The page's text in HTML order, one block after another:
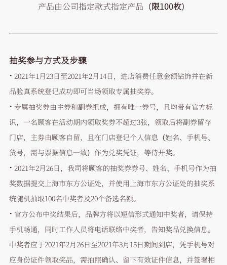
产品由公司指定款式指定产品（限100枚）
抽奖参与方式及步骤
· 2021年1月23日至2021年2月14日，进店消费任意金额钻饰并在新
品验真系统登记成功即可当场领取专属抽奖券。
· 专属抽奖券由主券和副券组成，拥有唯一券号，且均带有官方标
识，一名顾客在活动期内领取奖券不超过3张，领取后将副券留存
门店，主券由顾客自留，且在门店登记个人信息（姓名、手机号、
货号，需与票据信息一致）作为兑奖凭证，等待开奖。
· 2021年2月26日，我司将顾客的抽奖券券号、姓名、手机号作为抽
奖数据提交上海市东方公证处，并使用上海市东方公证处的抽奖系
统随机抽取100名中奖者及20个备选名额。
· 官方公布中奖结果后，品牌方将以短信形式通知中奖者，请保持
手机畅通，同时工作人员将电话联络中奖者，告知奖品兑换信息。
中奖者应于2021年2月26日至2021年3月15日期间到店，凭手机号对
应身份证件领取奖品，需拍照确认、留下有效证件信息，并签署相